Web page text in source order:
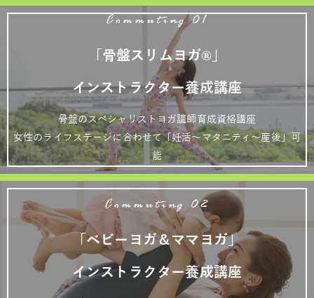
Commuting 01
「骨盤スリムヨガ®」
インストラクター養成講座
骨盤のスペシャリストヨガ講師育成資格講座
女性のライフステージに合わせて「妊活～マタニティ～産後」可
能
Commuting 02
「ベビーヨガ＆ママヨガ」
インストラクター養成講座